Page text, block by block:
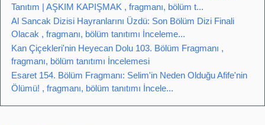
Tanıtım | AŞKIM KAPIŞMAK , fragmanı, bölüm t...
Al Sancak Dizisi Hayranlarını Üzdü: Son Bölüm Dizi Finali
Olacak , fragmanı, bölüm tanıtımı İnceleme...
Kan Çiçekleri'nin Heyecan Dolu 103. Bölüm Fragmanı ,
fragmanı, bölüm tanıtımı İncelemesi
Esaret 154. Bölüm Fragmanı: Selim'in Neden Olduğu Afife'nin
Ölümü! , fragmanı, bölüm tanıtımı İncele...